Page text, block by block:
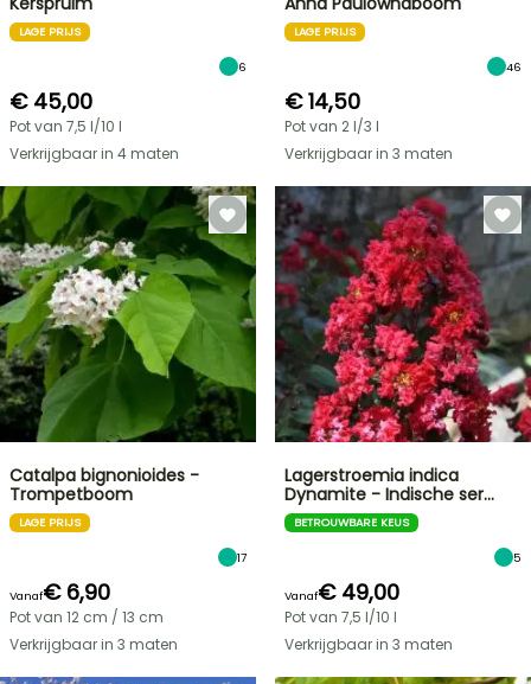
LAGE PRIJS
6
€ 45,00
Pot van 7,5 l/10 l
Verkrijgbaar in 4 maten
LAGE PRIJS
46
€ 14,50
Pot van 2 l/3 l
Verkrijgbaar in 3 maten
Catalpa bignonioides -
Trompetboom
LAGE PRIJS
17
Vanaf€ 6,90
Pot van 12 cm / 13 cm
Verkrijgbaar in 3 maten
Lagerstroemia indica
Dynamite - Indische ser…
BETROUWBARE KEUS
5
Vanaf€ 49,00
Pot van 7,5 l/10 l
Verkrijgbaar in 3 maten